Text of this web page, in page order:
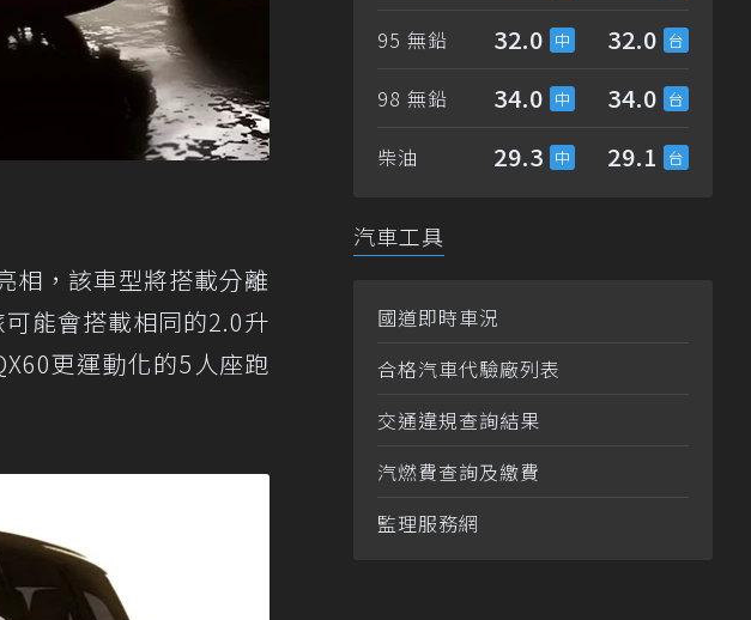
相，該車型將搭載分離
能會搭載相同的2.0升
更運動化的5人座跑
95 無鉛 32.0 32.0
98 無鉛 34.0 34.0
柴油 29.3 29.1
汽車工具
國道即時車況
合格汽車代驗廠列表
交通違規查詢結果
汽燃費查詢及繳費
監理服務網